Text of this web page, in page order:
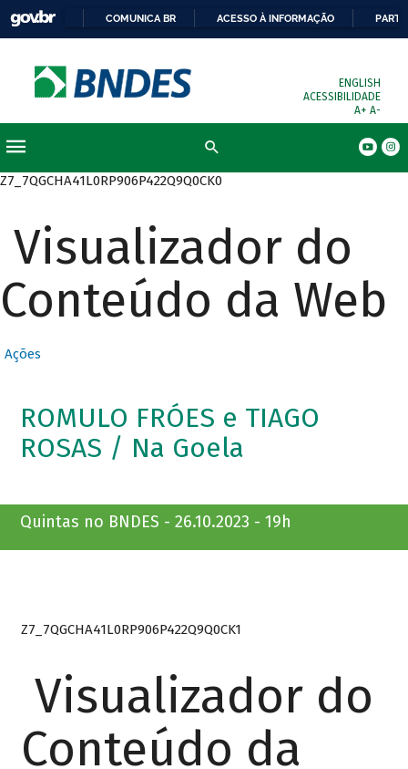
COMUNICA BR ACESSO À INFORMAÇÃO
ENGLISH
ACESSIBILIDADE
A+ A-
Z7_7QGCHA41L0RP906P422Q9Q0CK0
Visualizador do
Conteúdo da Web
Ações
ROMULO FRÓES e TIAGO
ROSAS / Na Goela
Quintas no BNDES - 26.10.2023 - 19h
Z7_7QGCHA41L0RP906P422Q9Q0CK1
Visualizador do
Conteúdo da